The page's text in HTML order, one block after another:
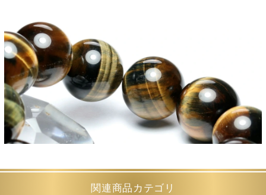
関連商品カテゴリ